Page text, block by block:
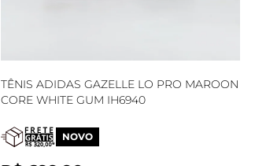
TÊNIS ADIDAS GAZELLE LO PRO MAROON
CORE WHITE GUM IH6940
NOVO